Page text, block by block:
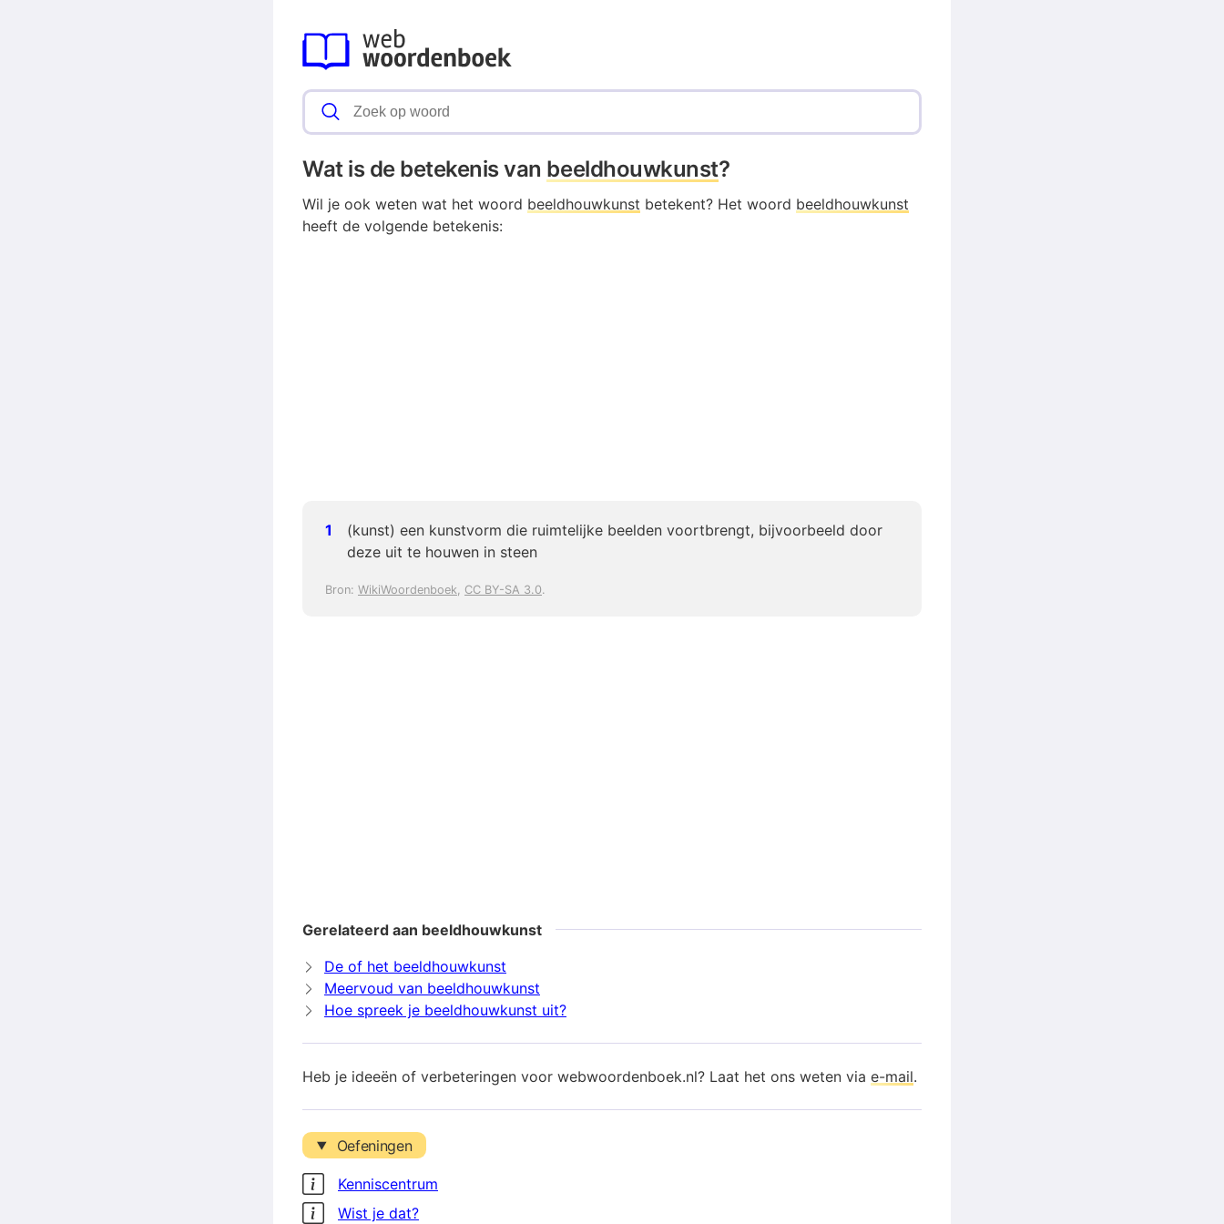
Wat is de betekenis van beeldhouwkunst?
Wil je ook weten wat het woord beeldhouwkunst betekent? Het woord beeldhouwkunst
heeft de volgende betekenis:
(kunst) een kunstvorm die ruimtelijke beelden voortbrengt, bijvoorbeeld door
deze uit te houwen in steen
Bron: WikiWoordenboek, CC BY-SA 3.0.
Gerelateerd aan beeldhouwkunst
De of het beeldhouwkunst
Meervoud van beeldhouwkunst
Hoe spreek je beeldhouwkunst uit?
Heb je ideeën of verbeteringen voor webwoordenboek.nl? Laat het ons weten via e-mail.
Oefeningen
Kenniscentrum
Wist je dat?